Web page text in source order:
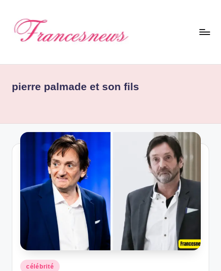
content
F
r
n
c
N
pierre palmade et son fils
Posted
célébrité